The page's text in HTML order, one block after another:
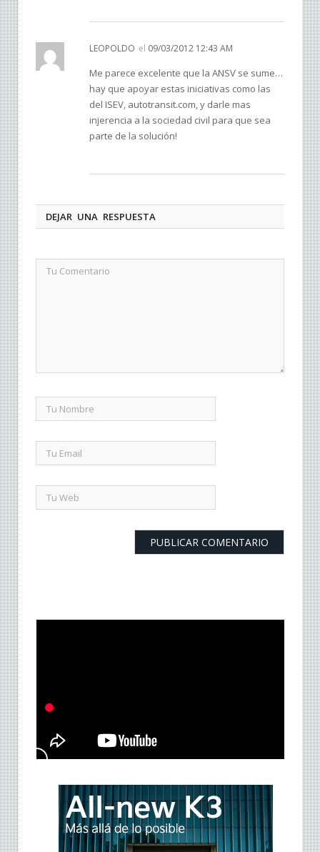
LEOPOLDO el 09/03/2012 12:43 AM
Me parece excelente que la ANSV se sume…
hay que apoyar estas iniciativas como las
del ISEV, autotransit.com, y darle mas
injerencia a la sociedad civil para que sea
parte de la solución!
DEJAR UNA RESPUESTA